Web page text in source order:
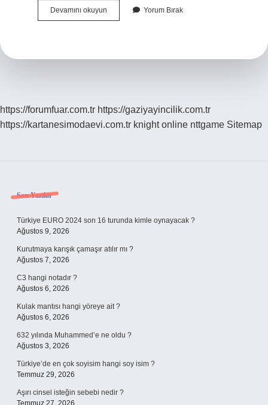
Devamını okuyun
Alfabesinde
Yorum Bırak
https://forumfuar.com.tr https://gaziyayincilik.com.tr
https://kartanesimodaevi.com.tr knight online nttgame Sitemap
Sidebar
Son Yazılar
Türkiye EURO 2024 son 16 turunda kimle oynayacak ?
Ağustos 9, 2026
Kurutmaya karışık çamaşır atılır mı ?
Ağustos 7, 2026
C3 hangi notadır ?
Ağustos 6, 2026
Kulak mantısı hangi yöreye ait ?
Ağustos 6, 2026
632 yılında Muhammed’e ne oldu ?
Ağustos 3, 2026
Türkiye’de en çok soyisim hangi soy isim ?
Temmuz 29, 2026
Aşırı cinsel isteğin sebebi nedir ?
Temmuz 27, 2026